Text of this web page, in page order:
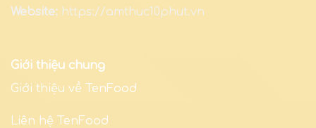
Website: https://amthuc10phut.vn
Giới thiệu chung
Giới thiệu về TenFood
Liên hệ TenFood